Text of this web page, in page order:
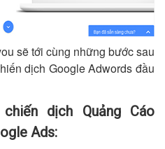
sẽ tới cùng những bước sau
dịch Google Adwords đầu
dịch Quảng Cáo
Ads: